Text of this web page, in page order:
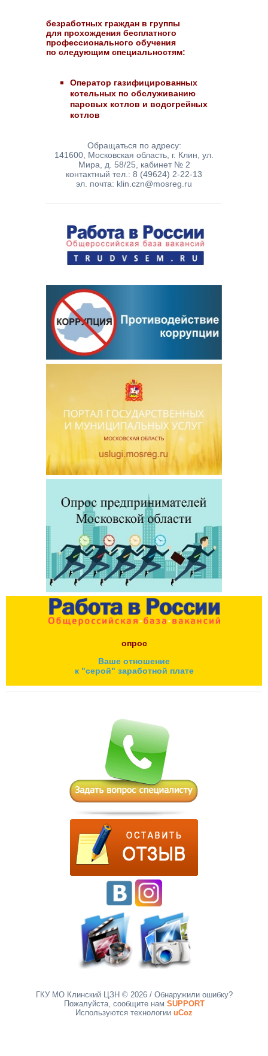
безработных граждан в группы
для прохождения бесплатного
профессионального обучения
по следующим специальностям:
Оператор газифицированных
котельных по обслуживанию
паровых котлов и водогрейных
котлов
Обращаться по адресу:
141600, Московская область, г. Клин, ул.
Мира, д. 58/25, кабинет № 2
контактный тел.: 8 (49624) 2-22-13
эл. почта: klin.czn@mosreg.ru
опрос
Ваше отношение
к "серой" заработной плате
ГКУ МО Клинский ЦЗН © 2026/ Обнаружили ошибку?
Пожалуйста, сообщите нам SUPPORT
Используются технологии uCoz